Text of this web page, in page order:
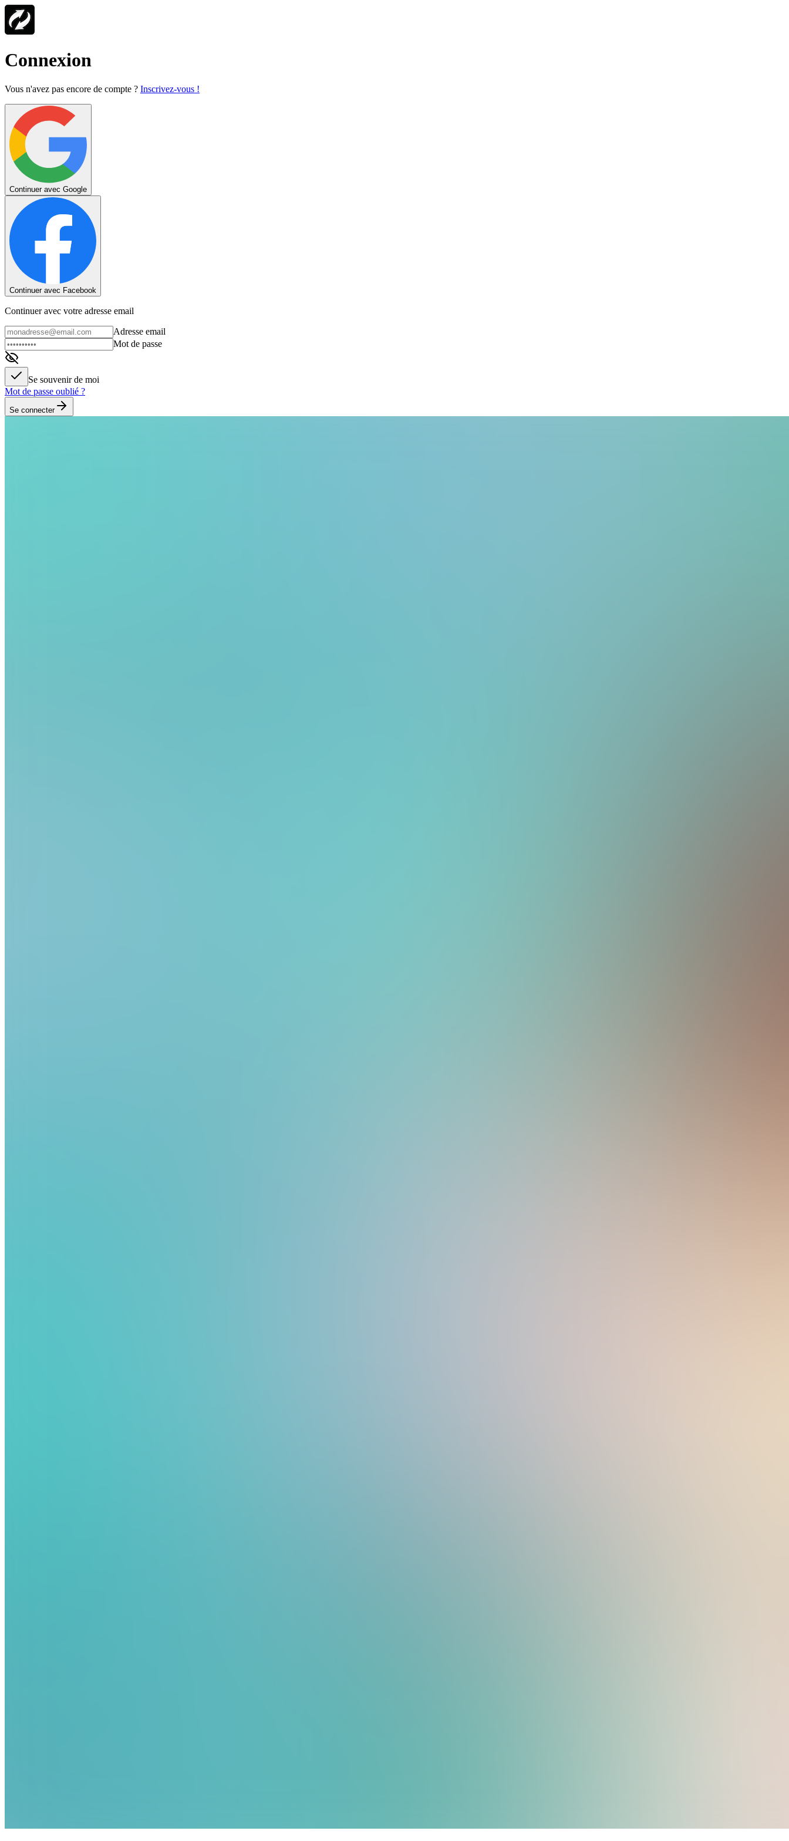
Connexion
Vous n'avez pas encore de compte ? Inscrivez-vous !
Continuer avec Google
Continuer avec Facebook
Continuer avec votre adresse email
Adresse email
Mot de passe
Se souvenir de moi
Mot de passe oublié ?
Se connecter